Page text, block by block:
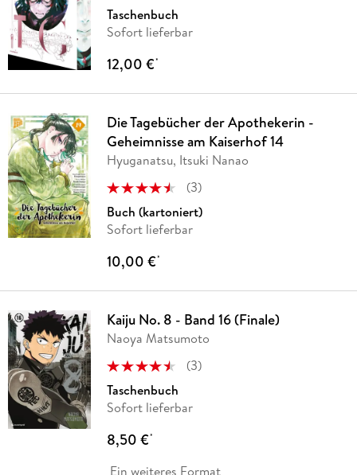
Taschenbuch
Sofort lieferbar
12,00 €*
Die Tagebücher der Apothekerin -
Geheimnisse am Kaiserhof 14
Hyuganatsu, Itsuki Nanao
(3)
Buch (kartoniert)
Sofort lieferbar
10,00 €*
Kaiju No. 8 - Band 16 (Finale)
Naoya Matsumoto
(3)
Taschenbuch
Sofort lieferbar
8,50 €*
Ein weiteres Format